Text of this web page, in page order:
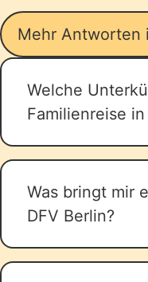
Mehr Antworten
Welche
Familienreise in
Für eine
verschiedene
Frage,
und Vorlieben
hierbei zu
Was bringt mir
DFV Berlin?
Der Deutsche